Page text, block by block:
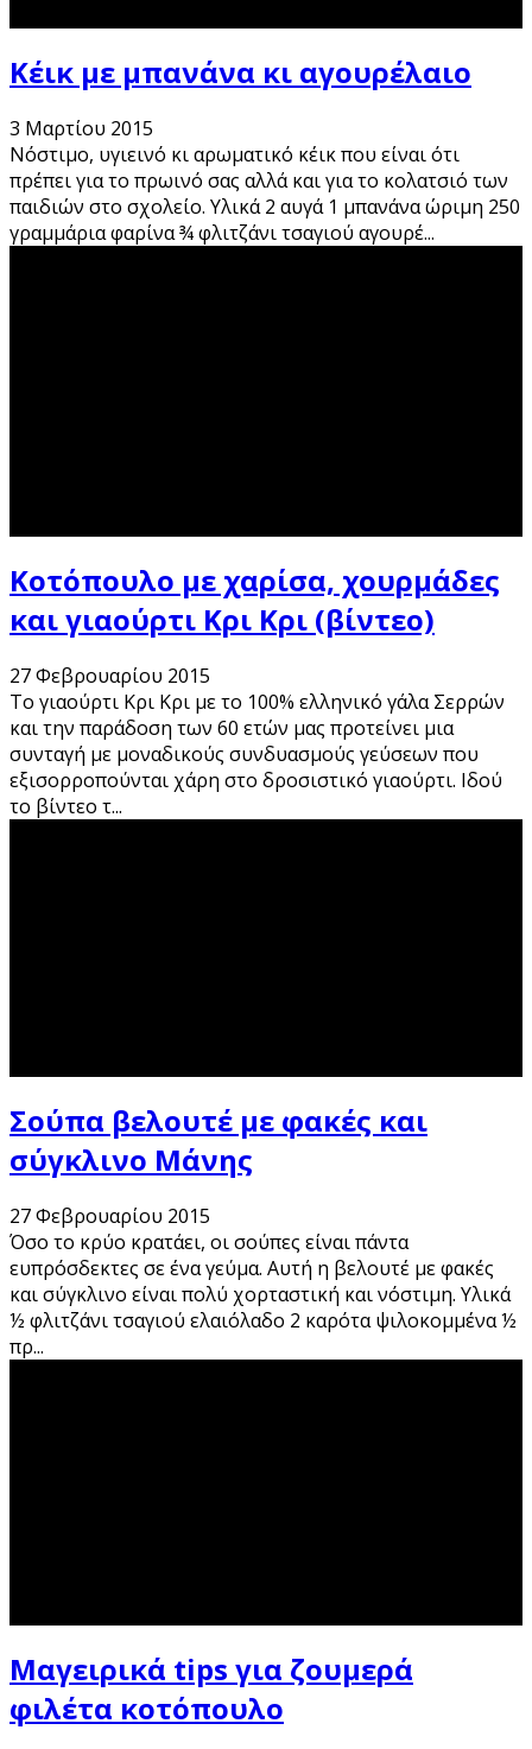
Κέικ με μπανάνα κι αγουρέλαιο
3 Μαρτίου 2015
Νόστιμο, υγιεινό κι αρωματικό κέικ που είναι ότι
πρέπει για το πρωινό σας αλλά και για το κολατσιό των
παιδιών στο σχολείο. Υλικά 2 αυγά 1 μπανάνα ώριμη 250
γραμμάρια φαρίνα ¾ φλιτζάνι τσαγιού αγουρέ...
Κοτόπουλο με χαρίσα, χουρμάδες
και γιαούρτι Κρι Κρι (βίντεο)
27 Φεβρουαρίου 2015
To γιαούρτι Κρι Κρι με το 100% ελληνικό γάλα Σερρών
και την παράδοση των 60 ετών μας προτείνει μια
συνταγή με μοναδικούς συνδυασμούς γεύσεων που
εξισορροπούνται χάρη στο δροσιστικό γιαούρτι. Ιδού
το βίντεο τ...
Σούπα βελουτέ με φακές και
σύγκλινο Μάνης
27 Φεβρουαρίου 2015
Όσο το κρύο κρατάει, οι σούπες είναι πάντα
ευπρόσδεκτες σε ένα γεύμα. Αυτή η βελουτέ με φακές
και σύγκλινο είναι πολύ χορταστική και νόστιμη. Υλικά
½ φλιτζάνι τσαγιού ελαιόλαδο 2 καρότα ψιλοκομμένα ½
πρ...
Μαγειρικά tips για ζουμερά
φιλέτα κοτόπουλο